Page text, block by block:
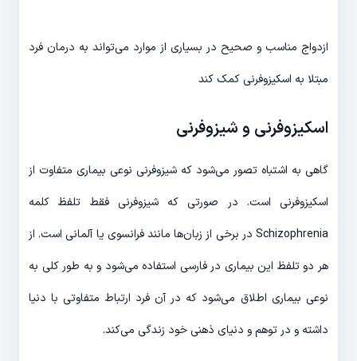
ازدواج مناسب و صحیح در بسیاری از موارد می‌تواند به درمان فرد
مبتلا به اسکیزوفرنی کمک کند
اسکیزوفرنی و شیزوفرنی
گاهی به اشتباه تصور می‌شود که شیزوفرنی نوعی بیماری متفاوت از
اسکیزوفرنی است. در صورتی که شیزوفرنی فقط تلفظ کلمه
Schizophrenia در برخی از زبان‌ها مانند فرانسوی یا آلمانی است. از
هر دو تلفظ این بیماری در فارسی استفاده می‌شود و به طور کلی به
نوعی بیماری اطلاق می‌شود که در آن فرد ارتباط متفاوتی با دنیا
داشته و در توهم و دنیای ذهنی خود زندگی می‌کند.